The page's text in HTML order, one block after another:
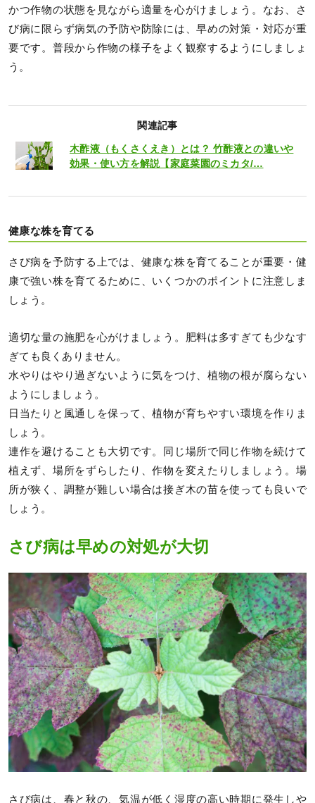
かつ作物の状態を見ながら適量を心がけましょう。なお、さ
び病に限らず病気の予防や防除には、早めの対策・対応が重
要です。普段から作物の様子をよく観察するようにしましょ
う。
関連記事
木酢液（もくさくえき）とは？ 竹酢液との違いや
効果・使い方を解説【家庭菜園のミカタ/…
健康な株を育てる
さび病を予防する上では、健康な株を育てることが重要・健
康で強い株を育てるために、いくつかのポイントに注意しま
しょう。
適切な量の施肥を心がけましょう。肥料は多すぎても少なす
ぎても良くありません。
水やりはやり過ぎないように気をつけ、植物の根が腐らない
ようにしましょう。
日当たりと風通しを保って、植物が育ちやすい環境を作りま
しょう。
連作を避けることも大切です。同じ場所で同じ作物を続けて
植えず、場所をずらしたり、作物を変えたりしましょう。場
所が狭く、調整が難しい場合は接ぎ木の苗を使っても良いで
しょう。
さび病は早めの対処が大切
さび病は、春と秋の、気温が低く湿度の高い時期に発生しや